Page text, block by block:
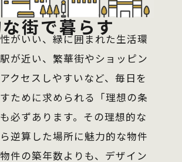
街で暮らす
がいい、緑に囲まれた生活環
が近い、繁華街やショッピン
クセスしやすいなど、毎日を
ために求められる「理想の条
必ずあります。その理想的な
逆算した場所に魅力的な物件
件の築年数よりも、デザイン